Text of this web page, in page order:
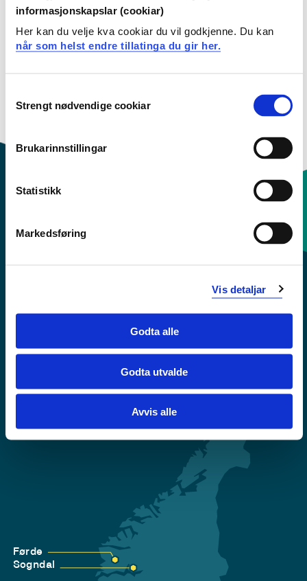
informasjonskapslar (cookiar)
Her kan du velje kva cookiar du vil godkjenne. Du kan
når som helst endre tillatinga du gir her.
Selection
Strengt nødvendige cookiar
Brukarinnstillingar
Statistikk
Markedsføring
Vis detaljar
Godta alle
Godta utvalde
Avvis alle
Kull Hausten 2022
Kull Hausten 2020
Førde
Sogndal